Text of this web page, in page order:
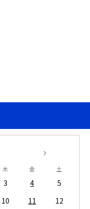
木 金 土
3 4
5
10 11
12